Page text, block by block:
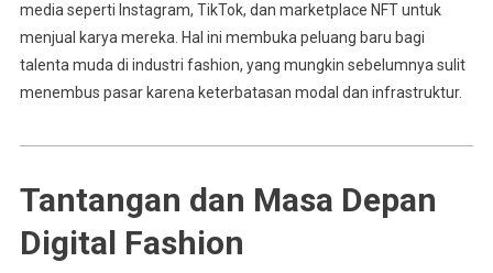
media seperti Instagram, TikTok, dan marketplace NFT untuk
menjual karya mereka. Hal ini membuka peluang baru bagi
talenta muda di industri fashion, yang mungkin sebelumnya sulit
menembus pasar karena keterbatasan modal dan infrastruktur.
Tantangan dan Masa Depan
Digital Fashion